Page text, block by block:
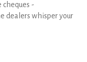
-
dealers whisper your